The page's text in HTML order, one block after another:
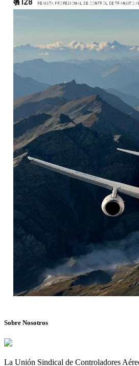
Sobre Nosotros
La Unión Sindical de Controladores